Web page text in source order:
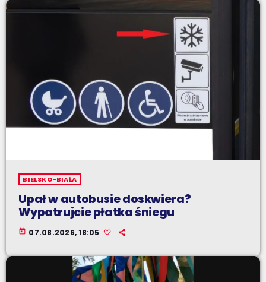
BIELSKO-BIAŁA
Upał w autobusie doskwiera?
Wypatrujcie płatka śniegu
today 07.08.2026, 18:05